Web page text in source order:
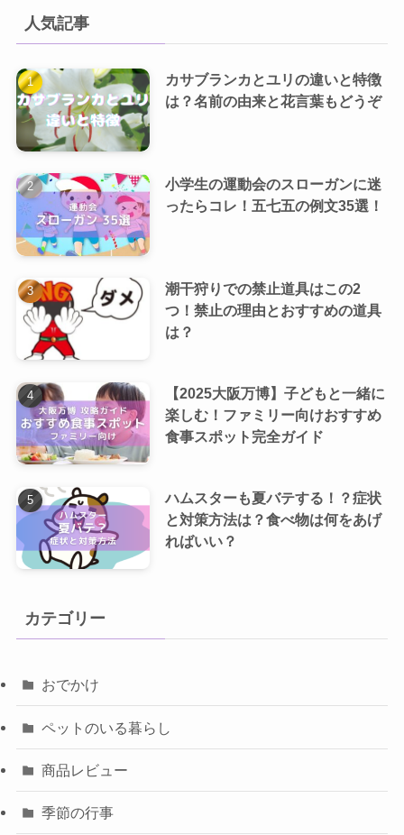
人気記事
カサブランカとユリの違いと特徴
は？名前の由来と花言葉もどうぞ
小学生の運動会のスローガンに迷
ったらコレ！五七五の例文35選！
潮干狩りでの禁止道具はこの2
つ！禁止の理由とおすすめの道具
は？
【2025大阪万博】子どもと一緒に
楽しむ！ファミリー向けおすすめ
食事スポット完全ガイド
ハムスターも夏バテする！？症状
と対策方法は？食べ物は何をあげ
ればいい？
カテゴリー
おでかけ
ペットのいる暮らし
商品レビュー
季節の行事